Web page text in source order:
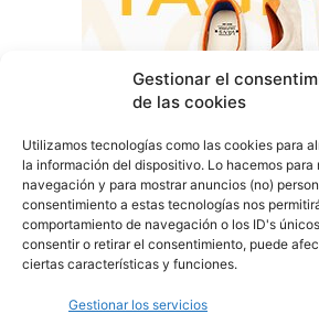
Gestionar el
de las cookies
Utilizamos tecnologías como las cookies para
la información del dispositivo. Lo hacemos
navegación y para mostrar anuncios (no)
consentimiento a estas tecnologías nos
comportamiento de navegación o los ID's
consentir o retirar el consentimiento, puede
ciertas características y funciones.
Gestionar los servicios